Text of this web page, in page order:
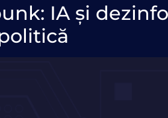
IA și